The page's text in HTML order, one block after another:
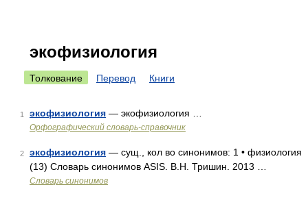
экофизиология
Толкование Перевод Книги
1 экофизиология — экофизиология …
Орфографический словарь-справочник
2 экофизиология — сущ., кол во синонимов: 1 • физиология
(13) Словарь синонимов ASIS. В.Н. Тришин. 2013 …
Словарь синонимов